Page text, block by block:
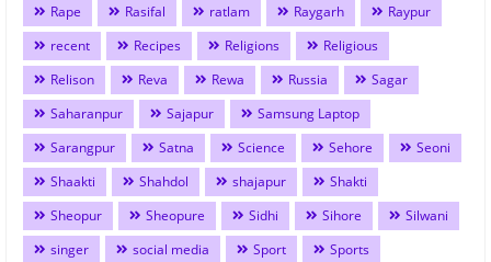
Rape
Rasifal ratlam Raygarh
Raypur
recent
Recipes Religions
Religious
Relison
Reva Rewa Russia
Sagar
Saharanpur
Sajapur
Samsung Laptop
Sarangpur
Satna Science Sehore
Seoni
Shaakti
Shahdol shajapur
Shakti
Sheopur
Sheopure Sidhi Sihore
Silwani
singer
social media Sport
Sports